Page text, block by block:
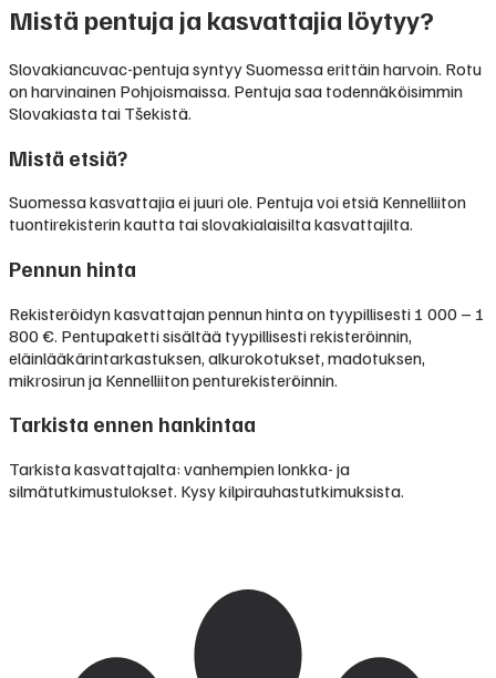
Mistä pentuja ja kasvattajia löytyy?
Slovakiancuvac-pentuja syntyy Suomessa erittäin harvoin. Rotu
on harvinainen Pohjoismaissa. Pentuja saa todennäköisimmin
Slovakiasta tai Tšekistä.
Mistä etsiä?
Suomessa kasvattajia ei juuri ole. Pentuja voi etsiä Kennelliiton
tuontirekisterin kautta tai slovakialaisilta kasvattajilta.
Pennun hinta
Rekisteröidyn kasvattajan pennun hinta on tyypillisesti 1 000 – 1
800 €. Pentupaketti sisältää tyypillisesti rekisteröinnin,
eläinlääkärintarkastuksen, alkurokotukset, madotuksen,
mikrosirun ja Kennelliiton penturekisteröinnin.
Tarkista ennen hankintaa
Tarkista kasvattajalta: vanhempien lonkka- ja
silmätutkimustulokset. Kysy kilpirauhastutkimuksista.